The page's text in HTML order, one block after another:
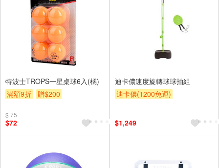
特波士TROPS一星桌球6入(橘)
滿額9折
贈$200
$ 75
$72
迪卡儂速度旋轉球球拍組
迪卡儂(1200免運)
$1,249